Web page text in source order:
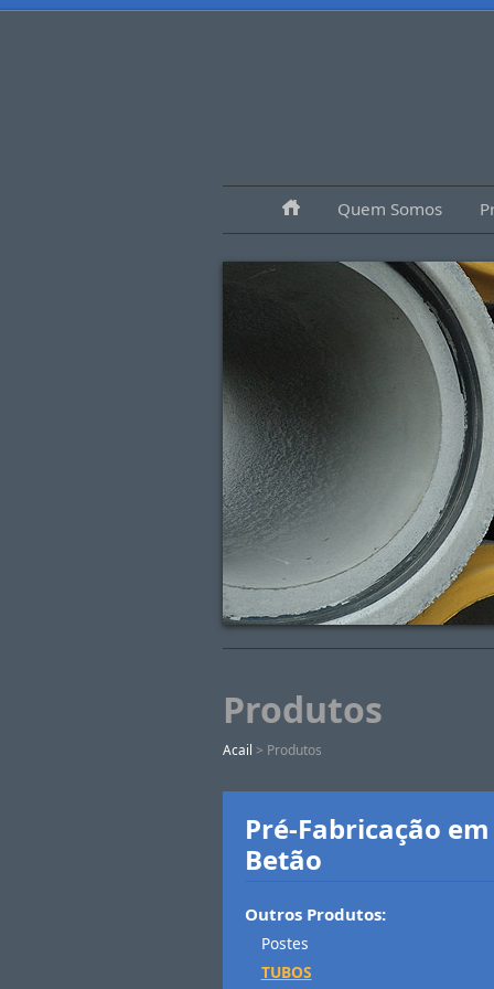
Quem Somos
Produtos
Acail > Produtos
Pré-Fabricação em
Betão
Outros Produtos:
Postes
TUBOS